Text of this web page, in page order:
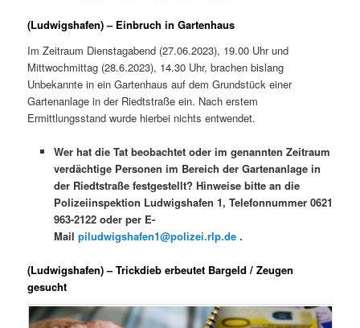
(Ludwigshafen) – Einbruch in Gartenhaus
Im Zeitraum Dienstagabend (27.06.2023), 19.00 Uhr und
Mittwochmittag (28.6.2023), 14.30 Uhr, brachen bislang
Unbekannte in ein Gartenhaus auf dem Grundstück einer
Gartenanlage in der Riedtstraße ein. Nach erstem
Ermittlungsstand wurde hierbei nichts entwendet.
Wer hat die Tat beobachtet oder im genannten Zeitraum
verdächtige Personen im Bereich der Gartenanlage in
der Riedtstraße festgestellt? Hinweise bitte an die
Polizeiinspektion Ludwigshafen 1, Telefonnummer 0621
963-2122 oder per E-
Mail piludwigshafen1@polizei.rlp.de.
(Ludwigshafen) – Trickdieb erbeutet Bargeld / Zeugen
gesucht